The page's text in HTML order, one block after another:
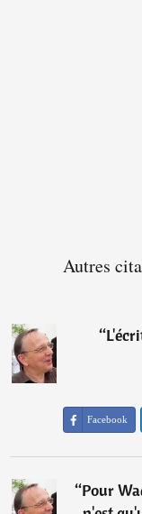
Autres
“
Facebook
“Pour